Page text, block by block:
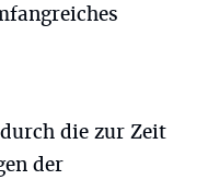
die zur Zeit
der